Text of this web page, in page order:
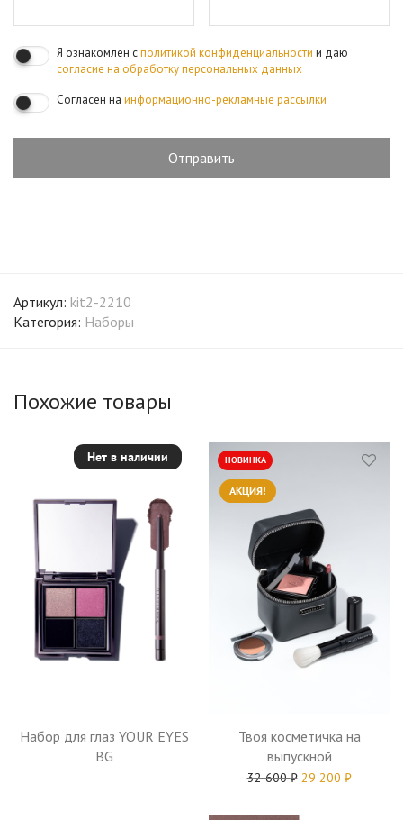
Я ознакомлен сполитикой конфиденциальности и даю
согласие на обработку персональных данных
Согласен на информационно-рекламные рассылки
Артикул: kit2-2210
Категория: Наборы
Похожие товары
Нет в наличии
Набор для глаз YOUR EYES
BG
АКЦИЯ!
НОВИНКА
Твоя косметичка на
выпускной
32 600₽ 29 200 ₽